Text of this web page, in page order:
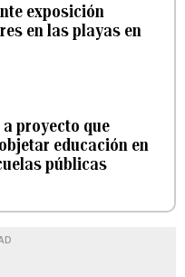
exposición
en las playas en
proyecto que
educación en
públicas